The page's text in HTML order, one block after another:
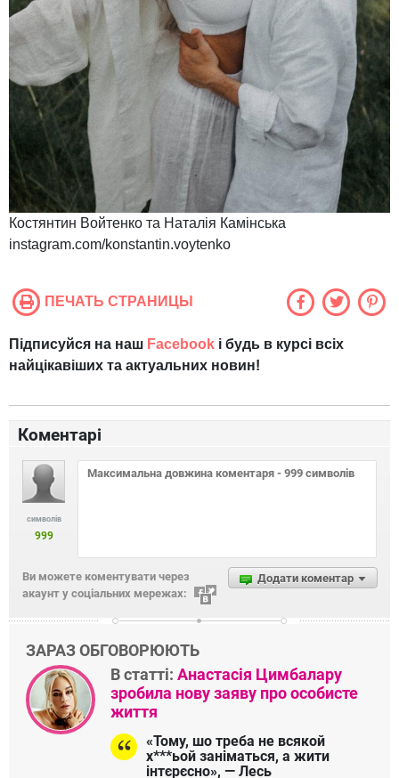
Костянтин Войтенко та Наталія Камінська
instagram.com/konstantin.voytenko
ПЕЧАТЬ СТРАНИЦЫ
Підписуйся на наш Facebook і будь в курсі всіх
найцікавіших та актуальних новин!
Коментарі
символів
999
Додати коментар
Ви можете коментувати через
акаунт у соціальних мережах:
ЗАРАЗ ОБГОВОРЮЮТЬ
В статті: Анастасія Цимбалару
зробила нову заяву про особисте
життя
«Тому, шо треба не всякой
х***ьой заніматься, а жити
інтєрєсно», — Лесь